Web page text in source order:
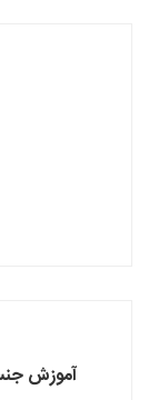
آموزش